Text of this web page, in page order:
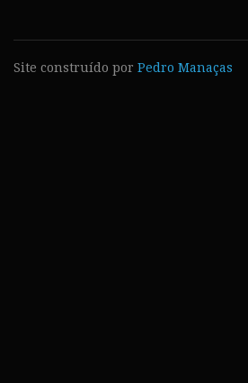
Site construído por Pedro Manaças